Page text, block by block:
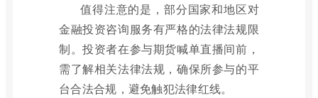
值得注意的是，部分国家和地区对
金融投资咨询服务有严格的法律法规限
制。投资者在参与期货喊单直播间前，
需了解相关法律法规，确保所参与的平
台合法合规，避免触犯法律红线。